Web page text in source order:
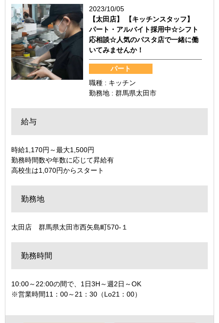
2023/10/05
【太田店】 【キッチンスタッフ】
パート・アルバイト採用中☆シフト
応相談☆人気のパスタ店で一緒に働
いてみませんか！
パート
職種 : キッチン
勤務地 : 群馬県太田市
給与
時給1,170円～最大1,500円
勤務時間数や年数に応じて昇給有
高校生は1,070円からスタート
勤務地
太田店 群馬県太田市西矢島町570‐１
勤務時間
10:00～22:00の間で、1日3H～週2日～OK
※営業時間11：00～21：30（Lo21：00）